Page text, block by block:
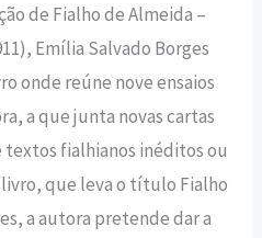
de Fialho de Almeida –
Emília Salvado Borges
onde reúne nove ensaios
a que junta novas cartas
fialhianos inéditos ou
que leva o título Fialho
a autora pretende dar a